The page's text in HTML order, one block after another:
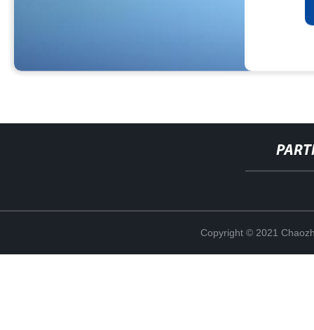
Copyright © 2021